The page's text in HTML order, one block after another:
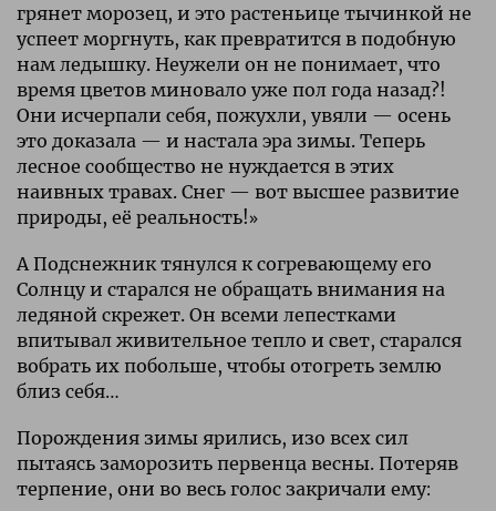
грянет морозец, и это растеньице тычинкой не
успеет моргнуть, как превратится в подобную
нам ледышку. Неужели он не понимает, что
время цветов миновало уже пол года назад?!
Они исчерпали себя, пожухли, увяли — осень
это доказала — и настала эра зимы. Теперь
лесное сообщество не нуждается в этих
наивных травах. Снег — вот высшее развитие
природы, её реальность!»
А Подснежник тянулся к согревающему его
Солнцу и старался не обращать внимания на
ледяной скрежет. Он всеми лепестками
впитывал живительное тепло и свет, старался
вобрать их побольше, чтобы отогреть землю
близ себя…
Порождения зимы ярились, изо всех сил
пытаясь заморозить первенца весны. Потеряв
терпение, они во весь голос закричали ему: